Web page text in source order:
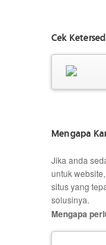
Cek
Mengapa
Jika anda
untuk
situs yang
solusinya.
Mengapa